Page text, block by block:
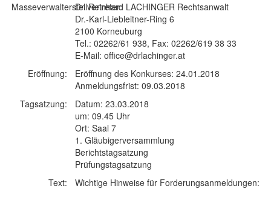
Masseverwalterstellvertreter:Dr. Reinhard LACHINGER Rechtsanwalt
Dr.-Karl-Liebleitner-Ring 6
2100 Korneuburg
Tel.: 02262/61 938, Fax: 02262/619 38 33
E-Mail: office@drlachinger.at
Eröffnung:
Eröffnung des Konkurses: 24.01.2018
Anmeldungsfrist: 09.03.2018
Tagsatzung:
Datum: 23.03.2018
um: 09.45 Uhr
Ort: Saal 7
1. Gläubigerversammlung
Berichtstagsatzung
Prüfungstagsatzung
Text:
Wichtige Hinweise für Forderungsanmeldungen: